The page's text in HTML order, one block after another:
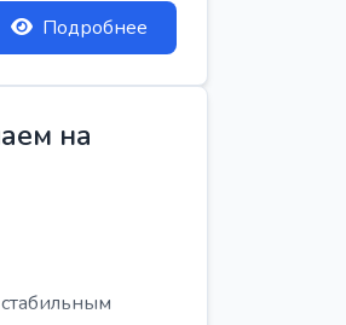
Подробнее
на